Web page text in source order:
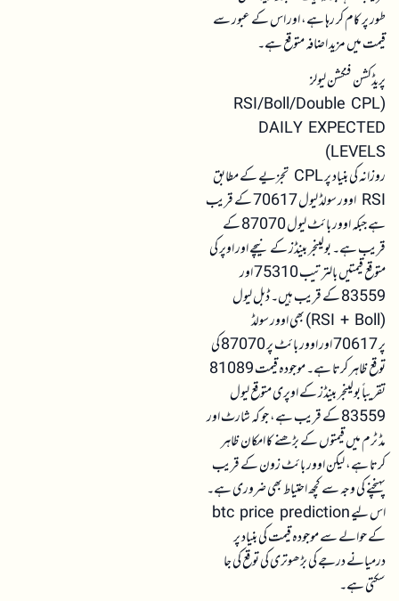
طور پر کام کر رہا ہے، اور اس کے عبور سے
قیمت میں مزید اضافہ متوقع ہے۔
پریڈکشن فنکشن لیولز
(RSI/Boll/Double CPL
DAILY EXPECTED
LEVELS)
روزانہ کی بنیاد پر CPL تجزیے کے مطابق
RSI اوور سولڈ لیول 70617 کے قریب
ہے جبکہ اوور بائٹ لیول 87070 کے
قریب ہے۔ بولینجر بینڈز کے نیچے اور اوپر کی
متوقع قیمتیں بالترتیب 75310 اور
83559 کے قریب ہیں۔ ڈبل لیول
(RSI + Boll) بھی اوور سولڈ
پر 70617 اور اوور بائٹ پر 87070 کی
توقع ظاہر کرتا ہے۔ موجودہ قیمت 81089
تقریباً بولینجر بینڈز کے اوپری متوقع لیول
83559 کے قریب ہے، جو کہ شارٹ اور
مڈ ٹرم میں قیمتوں کے بڑھنے کا امکان ظاہر
کرتا ہے، لیکن اوور بائٹ زون کے قریب
پہنچنے کی وجہ سے کچھ احتیاط بھی ضروری ہے۔
اس لیے btc price prediction
کے حوالے سے موجودہ قیمت کی بنیاد پر
درمیانے درجے کی بڑھوتری کی توقع کی جا
سکتی ہے۔